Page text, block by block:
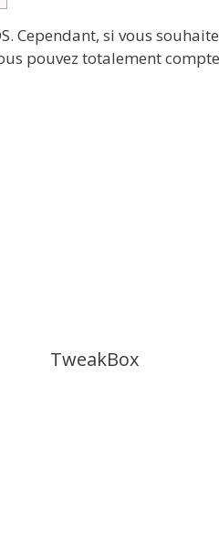
si vous
pouvez totalement
TweakBox